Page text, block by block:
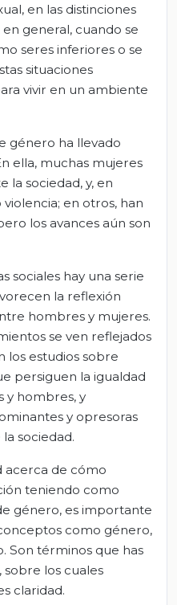
en las distinciones
general, cuando se
seres inferiores o se
situaciones
vivir en un ambiente
género ha llevado
ella, muchas mujeres
la sociedad, y, en
en otros, han
los avances aún son
sociales hay una serie
la reflexión
hombres y mujeres.
se ven reflejados
los estudios sobre
persiguen la igualdad
y hombres, y
y opresoras
sociedad.
acerca de cómo
teniendo como
género, es importante
como género,
Son términos que has
sobre los cuales
claridad.